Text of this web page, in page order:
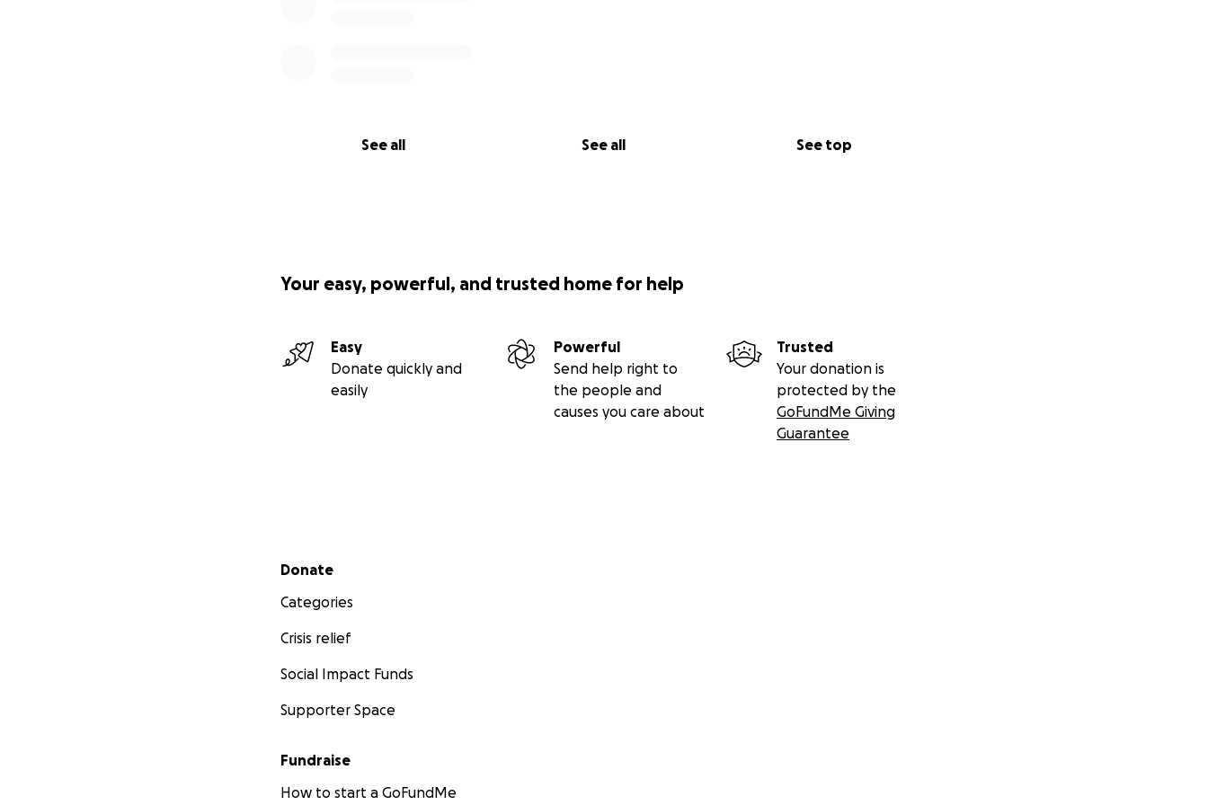
See all See all See top
Your easy, powerful, and trusted home for help
Easy
Donate quickly and
easily
Powerful
Send help right to
the people and
causes you care about
Trusted
Your donation is
protected by the
GoFundMe Giving
Guarantee
Secondary menu
Donate
Categories
Crisis relief
Social Impact Funds
Supporter Space
Fundraise
How to start a GoFundMe